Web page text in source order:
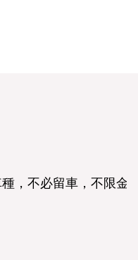
，不必留車，不限金